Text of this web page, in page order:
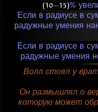
(10—15)%
Если в радиусе в
радужные умения
Если в радиусе в
радужные умения
Волл стоял у
Он размышлял о
которую может